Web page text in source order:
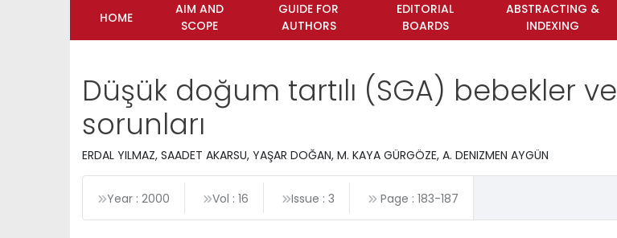
HOME
AIM AND
SCOPE
GUIDE FOR
AUTHORS
EDITORIAL
BOARDS
ABSTRACTING &
INDEXING
Düşük doğum tartılı (SGA) bebekler ve
sorunları
ERDAL YILMAZ, SAADET AKARSU, YAŞAR DOĞAN, M. KAYA GÜRGÖZE, A. DENIZMEN AYGÜN
Year : 2000 Vol : 16 Issue : 3 Page : 183-187